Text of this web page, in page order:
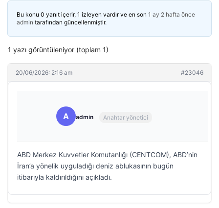
Bu konu 0 yanıt içerir, 1 izleyen vardır ve en son 1 ay 2 hafta önce
admin tarafından güncellenmiştir.
1 yazı görüntüleniyor (toplam 1)
20/06/2026: 2:16 am #23046
A admin Anahtar yönetici
ABD Merkez Kuvvetler Komutanlığı (CENTCOM), ABD’nin
İran’a yönelik uyguladığı deniz ablukasının bugün
itibarıyla kaldırıldığını açıkladı.